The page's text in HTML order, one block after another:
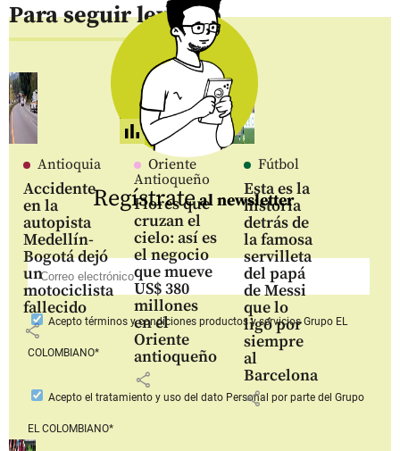
Para seguir leyendo
Antioquia
Accidente
en la
autopista
Medellín-
Bogotá dejó
un
motociclista
fallecido
share
Oriente
Antioqueño
Flores que
cruzan el
cielo: así es
el negocio
que mueve
US$ 380
millones
en el
Oriente
antioqueño
share
Fútbol
Esta es la
historia
detrás de
la famosa
servilleta
del papá
de Messi
que lo
ligó por
siempre
al
Barcelona
share
Regístrateal newsletter
Aceptotérminos y condiciones productos y serviciosGrupo EL
COLOMBIANO*
Acepto el tratamiento y uso del dato Personal por parte del Grupo
EL COLOMBIANO*